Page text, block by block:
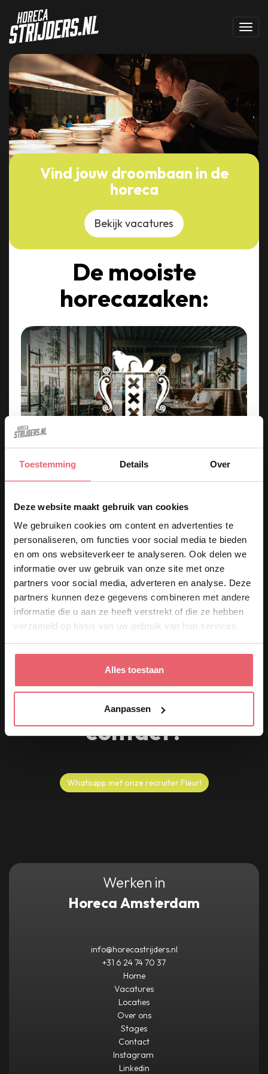
Toestemming Details Over
Deze website maakt gebruik van cookies
We gebruiken cookies om content en advertenties te
personaliseren, om functies voor social media te bieden
en om ons websiteverkeer te analyseren. Ook delen we
informatie over uw gebruik van onze site met onze
partners voor social media, adverteren en analyse. Deze
partners kunnen deze gegevens combineren met andere
informatie die u aan ze heeft verstrekt of die ze hebben
verzameld op basis van uw gebruik van hun services.
Alles toestaan
Aanpassen
Vind jouw droombaan in de
horeca
Bekijk vacatures
De mooiste
horecazaken:
Kom werken in een van de
keukens op deze iconische
plekken in Amsterdam!
Café Nieuw Amsterdam
Werken in de keuken van Café Nieuw
Amsterdam betekent creatief koken,
samenwerken en gasten verrassen.
Vragen of direct
contact?
Whatsapp met onze recruiter Fleur!
Werken in
Horeca Amsterdam
info@horecastrijders.nl
+31 6 24 74 70 37
Home
Vacatures
Locaties
Over ons
Stages
Contact
Instagram
Linkedin